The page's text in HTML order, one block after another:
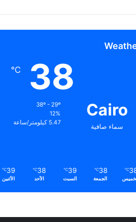
Cairo
سماء صافية
38
℃
38º - 29º
12%
5.47 كيلومتر/ساعة
℃
38
℃
الجمعة
39
℃
السبت
38
℃
الأحد
39
℃
الأثنين